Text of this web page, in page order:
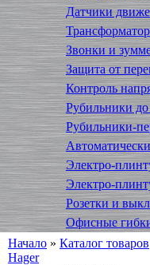
Датчики
Звонки и
Защита от
Контроль
Рубильники
Рубильники-
Электро-
Электро-
Розетки и
Офисные
Начало » Каталог товаров
Hager